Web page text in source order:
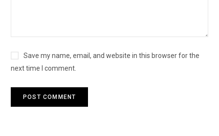
Save my name, email, and website in this browser for the
next time I comment.